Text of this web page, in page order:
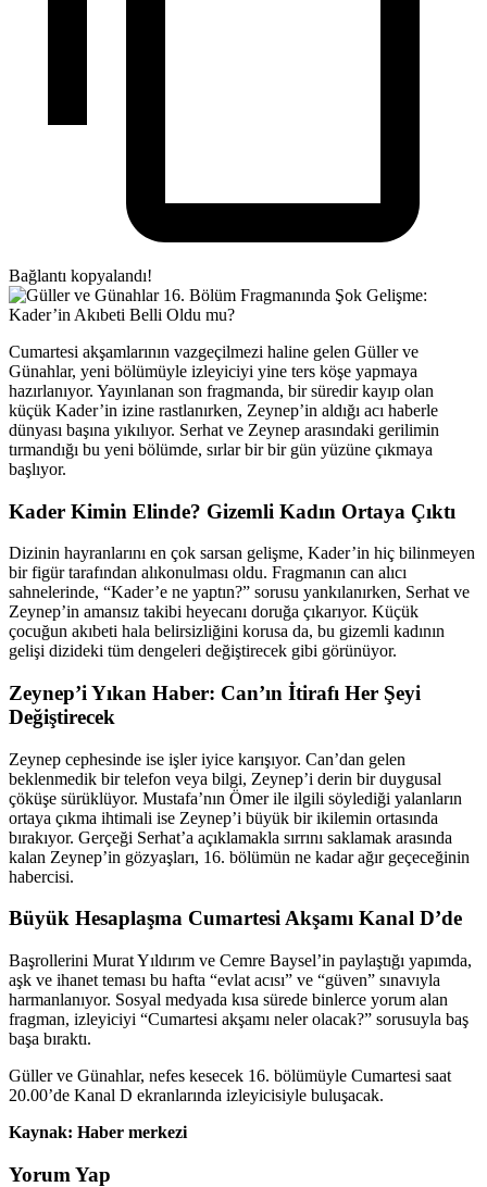
Bağlantı kopyalandı!
Cumartesi akşamlarının vazgeçilmezi haline gelen Güller ve
Günahlar, yeni bölümüyle izleyiciyi yine ters köşe yapmaya
hazırlanıyor. Yayınlanan son fragmanda, bir süredir kayıp olan
küçük Kader’in izine rastlanırken, Zeynep’in aldığı acı haberle
dünyası başına yıkılıyor. Serhat ve Zeynep arasındaki gerilimin
tırmandığı bu yeni bölümde, sırlar bir bir gün yüzüne çıkmaya
başlıyor.
Kader Kimin Elinde? Gizemli Kadın Ortaya Çıktı
Dizinin hayranlarını en çok sarsan gelişme, Kader’in hiç bilinmeyen
bir figür tarafından alıkonulması oldu. Fragmanın can alıcı
sahnelerinde, “Kader’e ne yaptın?” sorusu yankılanırken, Serhat ve
Zeynep’in amansız takibi heyecanı doruğa çıkarıyor. Küçük
çocuğun akıbeti hala belirsizliğini korusa da, bu gizemli kadının
gelişi dizideki tüm dengeleri değiştirecek gibi görünüyor.
Zeynep’i Yıkan Haber: Can’ın İtirafı Her Şeyi
Değiştirecek
Zeynep cephesinde ise işler iyice karışıyor. Can’dan gelen
beklenmedik bir telefon veya bilgi, Zeynep’i derin bir duygusal
çöküşe sürüklüyor. Mustafa’nın Ömer ile ilgili söylediği yalanların
ortaya çıkma ihtimali ise Zeynep’i büyük bir ikilemin ortasında
bırakıyor. Gerçeği Serhat’a açıklamakla sırrını saklamak arasında
kalan Zeynep’in gözyaşları, 16. bölümün ne kadar ağır geçeceğinin
habercisi.
Büyük Hesaplaşma Cumartesi Akşamı Kanal D’de
Başrollerini Murat Yıldırım ve Cemre Baysel’in paylaştığı yapımda,
aşk ve ihanet teması bu hafta “evlat acısı” ve “güven” sınavıyla
harmanlanıyor. Sosyal medyada kısa sürede binlerce yorum alan
fragman, izleyiciyi “Cumartesi akşamı neler olacak?” sorusuyla baş
başa bıraktı.
Güller ve Günahlar, nefes kesecek 16. bölümüyle Cumartesi saat
20.00’de Kanal D ekranlarında izleyicisiyle buluşacak.
Kaynak: Haber merkezi
Yorum Yap